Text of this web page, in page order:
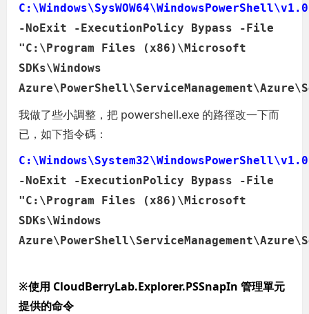
-NoExit -ExecutionPolicy Bypass -File
"C:\Program Files (x86)\Microsoft
SDKs\Windows
我做了些小調整，把 powershell.exe 的路徑改一下而
已，如下指令碼：
-NoExit -ExecutionPolicy Bypass -File
"C:\Program Files (x86)\Microsoft
SDKs\Windows
※使用 CloudBerryLab.Explorer.PSSnapIn 管理單元
提供的命令